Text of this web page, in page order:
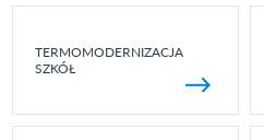
TERMOMODERNIZACJA
SZKÓŁ